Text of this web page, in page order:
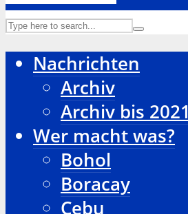
Nachrichten
Archiv
Archiv bis 2021
Wer macht was?
Bohol
Boracay
Cebu